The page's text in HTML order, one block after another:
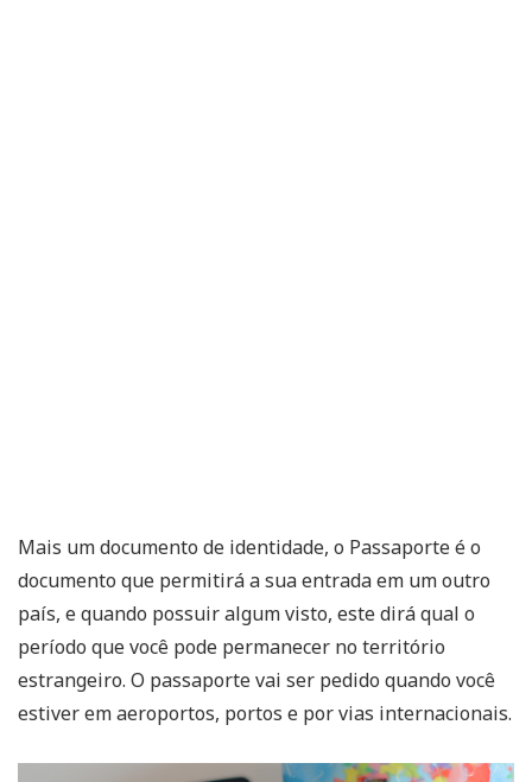
Mais um documento de identidade, o Passaporte é o
documento que permitirá a sua entrada em um outro
país, e quando possuir algum visto, este dirá qual o
período que você pode permanecer no território
estrangeiro. O passaporte vai ser pedido quando você
estiver em aeroportos, portos e por vias internacionais.